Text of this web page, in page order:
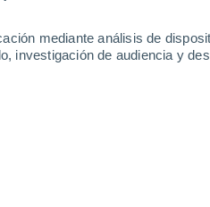
mediante análisis de
investigación de audiencia y